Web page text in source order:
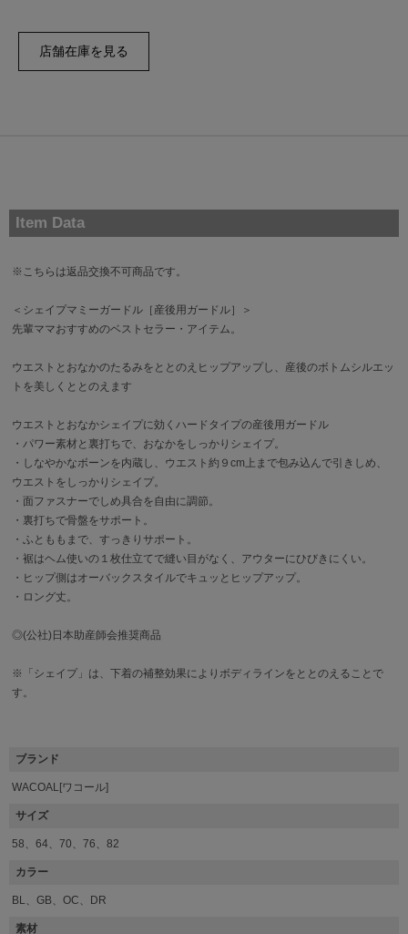
Item Data
※こちらは返品交換不可商品です。
＜シェイプマミーガードル［産後用ガードル］＞
先輩ママおすすめのベストセラー・アイテム。
ウエストとおなかのたるみをととのえヒップアップし、産後のボトムシルエッ
トを美しくととのえます
ウエストとおなかシェイプに効くハードタイプの産後用ガードル
・パワー素材と裏打ちで、おなかをしっかりシェイプ。
・しなやかなボーンを内蔵し、ウエスト約９cm上まで包み込んで引きしめ、
ウエストをしっかりシェイプ。
・面ファスナーでしめ具合を自由に調節。
・裏打ちで骨盤をサポート。
・ふとももまで、すっきりサポート。
・裾はヘム使いの１枚仕立てで縫い目がなく、アウターにひびきにくい。
・ヒップ側はオーバックスタイルでキュッとヒップアップ。
・ロング丈。
◎(公社)日本助産師会推奨商品
※「シェイプ」は、下着の補整効果によりボディラインをととのえることで
す。
ブランド
WACOAL[ワコール]
サイズ
58、64、70、76、82
カラー
BL、GB、OC、DR
素材